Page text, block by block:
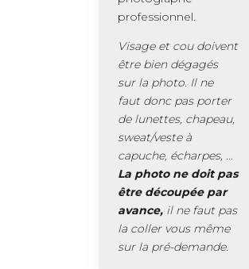
professionnel.
Visage et cou doivent
être bien dégagés
sur la photo. Il ne
faut donc pas porter
de lunettes, chapeau,
sweat/veste à
capuche, écharpes, …
La photo ne doit pas
être découpée par
avance, il ne faut pas
la coller vous même
sur la pré-demande.